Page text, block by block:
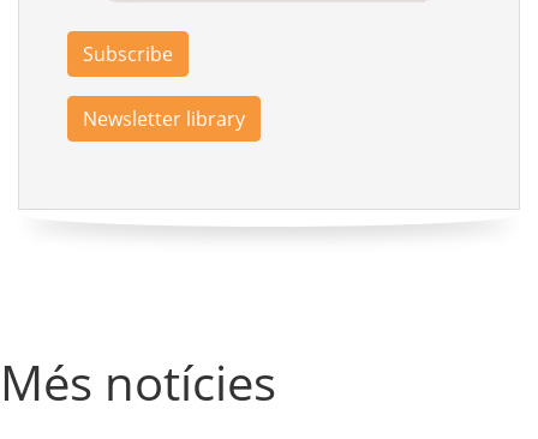
Subscribe
Newsletter library
Més notícies